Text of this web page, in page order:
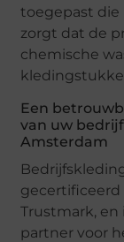
toegepast die
zorgt dat de
chemische
Een
van uw
Amsterdam
Trustmark,
partner voor